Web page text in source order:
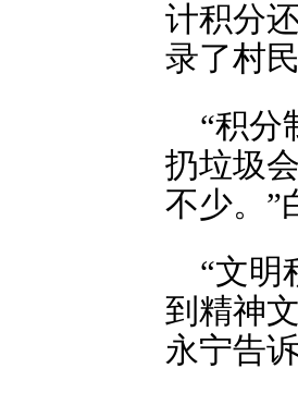
计积分
录了村
“积分
扔垃圾
不少。”
“文明
到精神
永宁告